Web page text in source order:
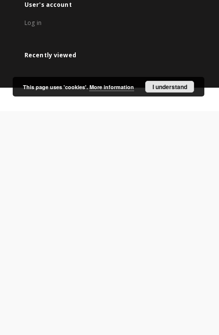
User's account
Log in
Recently viewed
This page uses 'cookies'.More information I understand